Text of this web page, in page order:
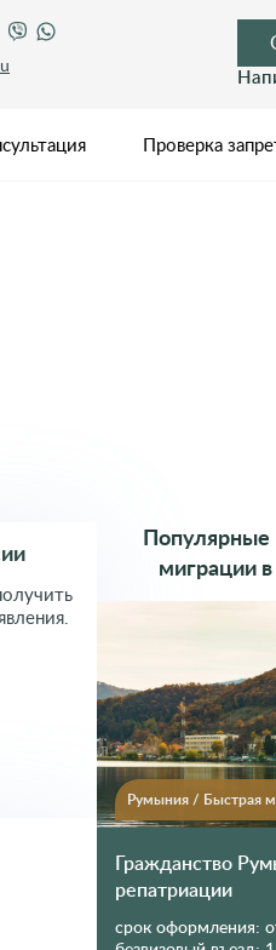
Проверка
миграции
Румыния / Быстрая
Гражданство
репатриации
срок оформления: